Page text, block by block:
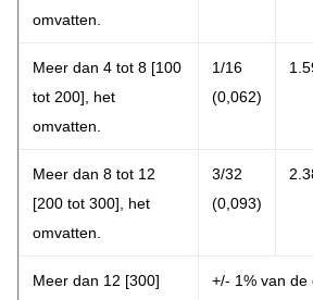
omvatten.
Meer dan 4 tot 8 [100
tot 200], het
omvatten.
1/16
(0,062)
Meer dan 8 tot 12
[200 tot 300], het
omvatten.
3/32
(0,093)
Meer dan 12 [300]
+/- 1% van de